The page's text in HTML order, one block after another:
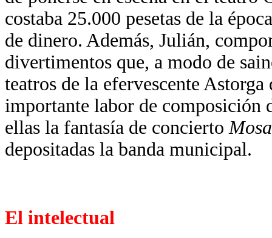
costaba 25.000 pesetas de la
de dinero. Además, Julián,
divertimentos que, a modo de
teatros de la efervescente
importante labor de composición
ellas la fantasía de concierto
depositadas la banda municipal.
El intelectual